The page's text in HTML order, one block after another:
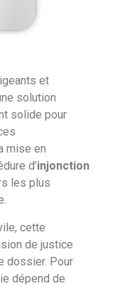
et
solution
solide pour
mise en
d’injonction
les plus
cette
de justice
dossier. Pour
dépend de